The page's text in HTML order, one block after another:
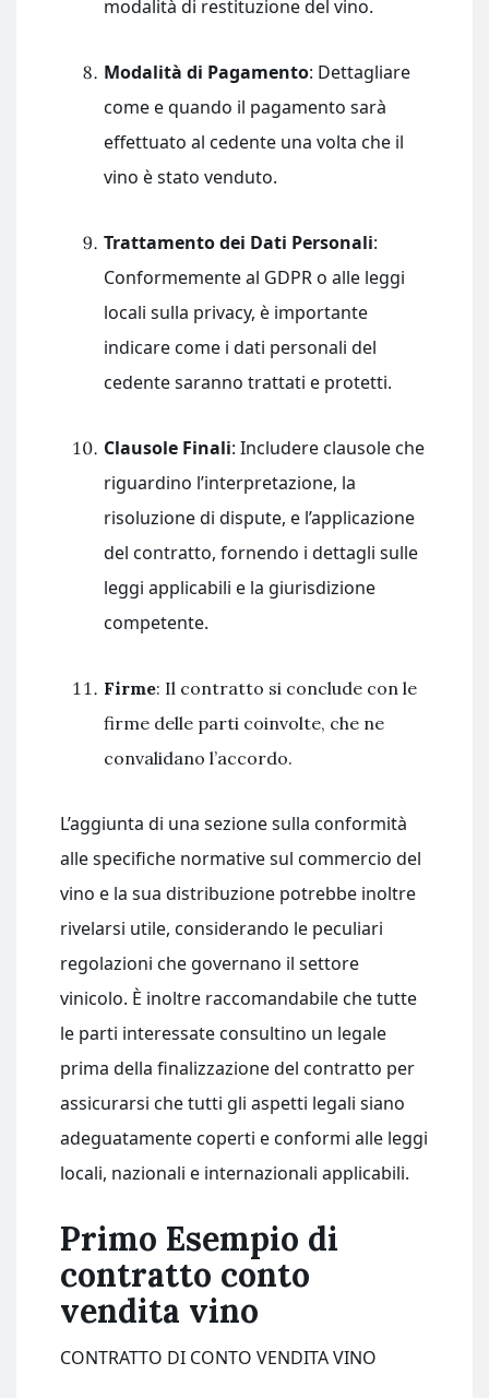
modalità di restituzione del vino.
Modalità di Pagamento: Dettagliare
come e quando il pagamento sarà
effettuato al cedente una volta che il
vino è stato venduto.
Trattamento dei Dati Personali:
Conformemente al GDPR o alle leggi
locali sulla privacy, è importante
indicare come i dati personali del
cedente saranno trattati e protetti.
Clausole Finali: Includere clausole che
riguardino l’interpretazione, la
risoluzione di dispute, e l’applicazione
del contratto, fornendo i dettagli sulle
leggi applicabili e la giurisdizione
competente.
Firme: Il contratto si conclude con le
firme delle parti coinvolte, che ne
convalidano l’accordo.
L’aggiunta di una sezione sulla conformità
alle specifiche normative sul commercio del
vino e la sua distribuzione potrebbe inoltre
rivelarsi utile, considerando le peculiari
regolazioni che governano il settore
vinicolo. È inoltre raccomandabile che tutte
le parti interessate consultino un legale
prima della finalizzazione del contratto per
assicurarsi che tutti gli aspetti legali siano
adeguatamente coperti e conformi alle leggi
locali, nazionali e internazionali applicabili.
Primo Esempio di
contratto conto
vendita vino
CONTRATTO DI CONTO VENDITA VINO